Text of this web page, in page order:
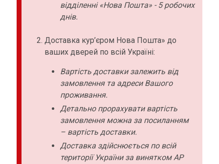
відділенні «Нова Пошта» - 5 робочих
днів.
Доставка кур’єром Нова Пошта» до
ваших дверей по всій Україні:
Вартість доставки залежить від
замовлення та адреси Вашого
проживання.
Детально прорахувати вартість
замовлення можна за посиланням
– вартість доставки.
Доставка здійснюється по всій
території України за винятком АР